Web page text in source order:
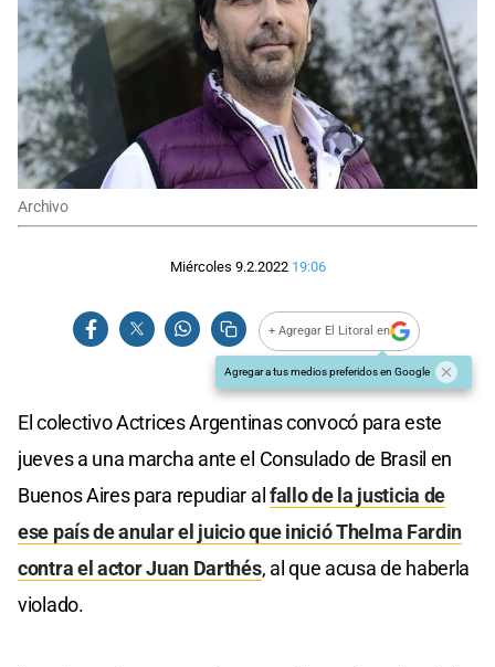
Archivo
Miércoles 9.2.2022 19:06
+ Agregar El Litoral en
Agregar a tus medios preferidos en Google
El colectivo Actrices Argentinas convocó para este
jueves a una marcha ante el Consulado de Brasil en
Buenos Aires para repudiar alfallo de la justicia de
ese país de anular el juicio que inició Thelma Fardin
contra el actor Juan Darthés, al que acusa de haberla
violado.